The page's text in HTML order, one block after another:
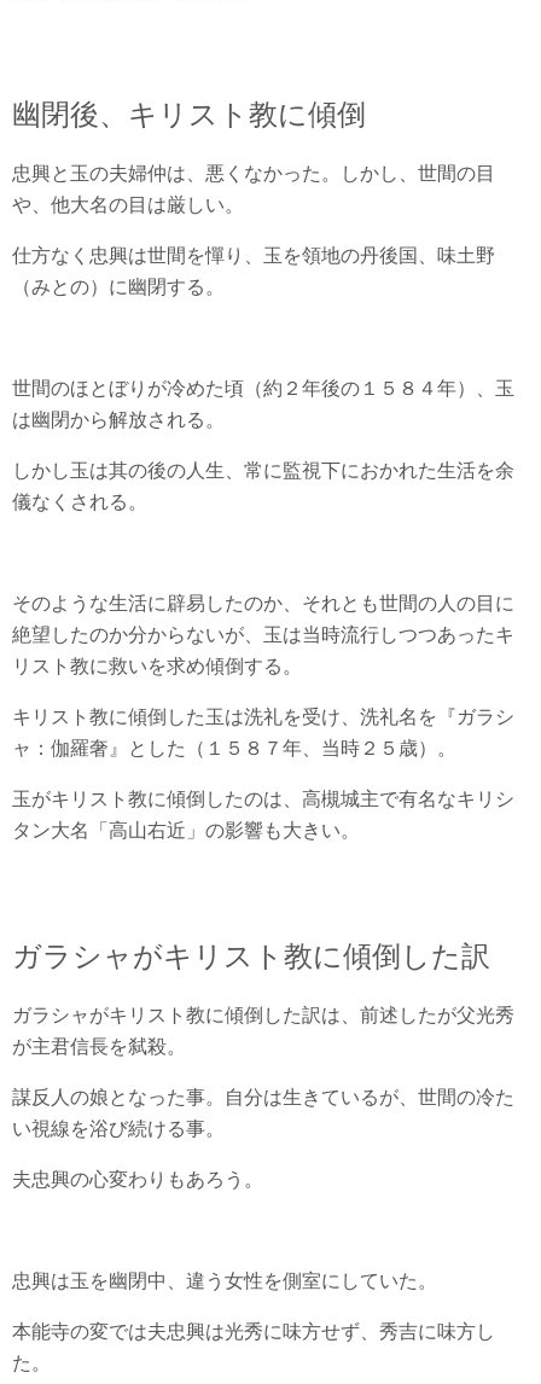
幽閉後、キリスト教に傾倒
忠興と玉の夫婦仲は、悪くなかった。しかし、世間の目
や、他大名の目は厳しい。
仕方なく忠興は世間を憚り、玉を領地の丹後国、味土野
（みとの）に幽閉する。
世間のほとぼりが冷めた頃（約２年後の１５８４年）、玉
は幽閉から解放される。
しかし玉は其の後の人生、常に監視下におかれた生活を余
儀なくされる。
そのような生活に辟易したのか、それとも世間の人の目に
絶望したのか分からないが、玉は当時流行しつつあったキ
リスト教に救いを求め傾倒する。
キリスト教に傾倒した玉は洗礼を受け、洗礼名を『ガラシ
ャ：伽羅奢』とした（１５８７年、当時２５歳）。
玉がキリスト教に傾倒したのは、高槻城主で有名なキリシ
タン大名「高山右近」の影響も大きい。
ガラシャがキリスト教に傾倒した訳
ガラシャがキリスト教に傾倒した訳は、前述したが父光秀
が主君信長を弑殺。
謀反人の娘となった事。自分は生きているが、世間の冷た
い視線を浴び続ける事。
夫忠興の心変わりもあろう。
忠興は玉を幽閉中、違う女性を側室にしていた。
本能寺の変では夫忠興は光秀に味方せず、秀吉に味方し
た。